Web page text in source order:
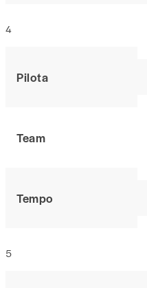
Pilota
Team
Tempo
4
5